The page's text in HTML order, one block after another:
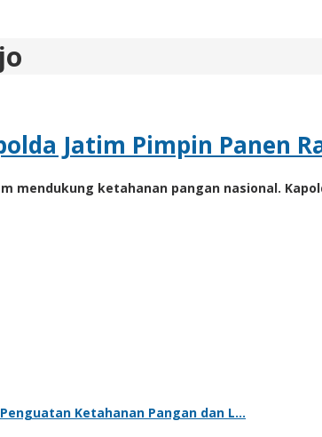
Jatim Pimpin Panen
mendukung ketahanan pangan nasional.
Ketahanan Pangan dan L…